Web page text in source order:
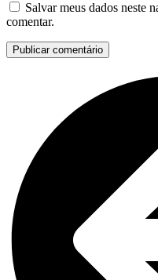
Salvar meus dados neste
comentar.